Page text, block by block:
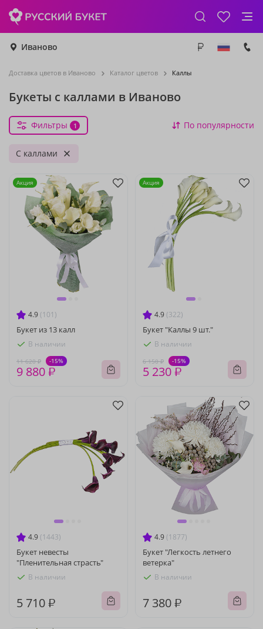
Иваново
Доставка цветов в Иваново Каталог цветов Каллы
Букеты с каллами в Иваново
Фильтры 1 По популярности
С каллами
4.9 (101)
Букет из 13 калл
В наличии
11 620 ₽ -15%
9 880 ₽
Акция
4.9 (322)
Букет "Каллы 9 шт."
В наличии
6 150 ₽ -15%
5 230 ₽
Акция
4.9 (1443)
Букет невесты
"Пленительная страсть"
В наличии
5 710 ₽
4.9 (1877)
Букет "Легкость летнего
ветерка"
В наличии
7 380 ₽